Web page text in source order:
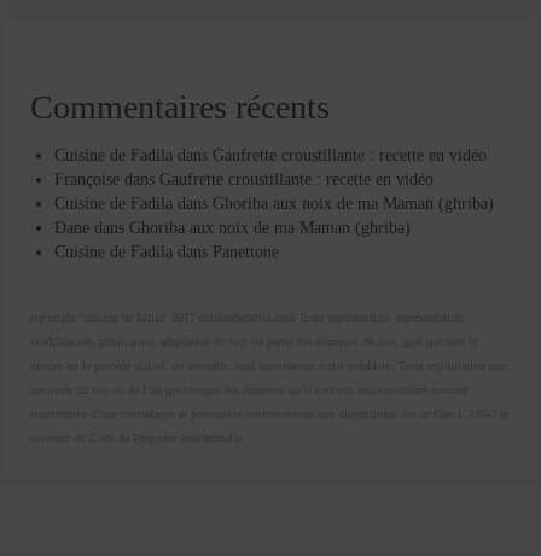
Commentaires récents
Cuisine de Fadila dans Gaufrette croustillante : recette en vidéo
Françoise dans Gaufrette croustillante : recette en vidéo
Cuisine de Fadila dans Ghoriba aux noix de ma Maman (ghriba)
Dane dans Ghoriba aux noix de ma Maman (ghriba)
Cuisine de Fadila dans Panettone